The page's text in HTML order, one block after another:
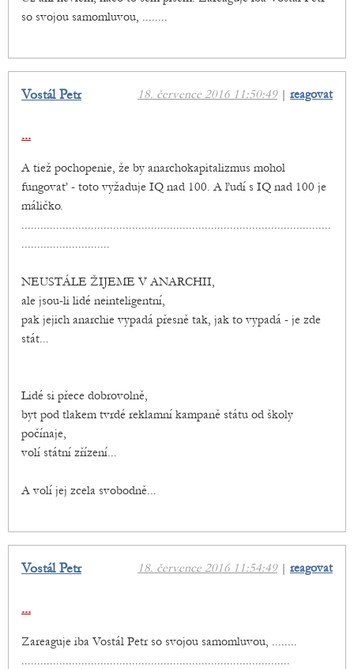
so svojou samomluvou, ........
18. července 2016 11:50:49| reagovat
Vostál Petr
...
A tiež pochopenie, že by anarchokapitalizmus mohol
fungovať - toto vyžaduje IQ nad 100. A ľudí s IQ nad 100 je
máličko.
..................................................................................................
............................
NEUSTÁLE ŽIJEME V ANARCHII,
ale jsou-li lidé neinteligentní,
pak jejich anarchie vypadá přesně tak, jak to vypadá - je zde
stát...
Lidé si přece dobrovolně,
byt pod tlakem tvrdé reklamní kampaně státu od školy
počínaje,
volí státní zřízení...
A volí jej zcela svobodně...
18. července 2016 11:54:49| reagovat
Vostál Petr
...
Zareaguje iba Vostál Petr so svojou samomluvou, ........
.....................................................................................